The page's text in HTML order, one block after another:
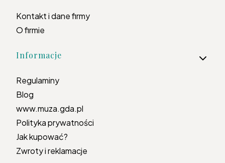
Kontakt i dane firmy
O firmie
Informacje
Regulaminy
Blog
www.muza.gda.pl
Polityka prywatności
Jak kupować?
Zwroty i reklamacje